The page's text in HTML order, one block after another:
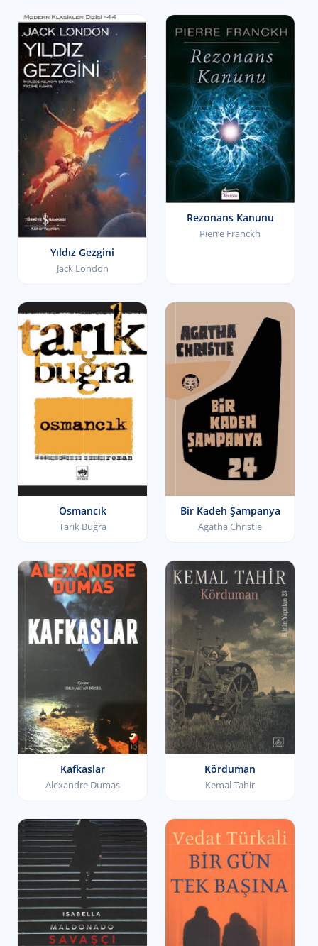
Yıldız Gezgini
Jack London
Rezonans Kanunu
Pierre Franckh
Osmancık
Tarık Buğra
Bir Kadeh Şampanya
Agatha Christie
Kafkaslar
Alexandre Dumas
Körduman
Kemal Tahir